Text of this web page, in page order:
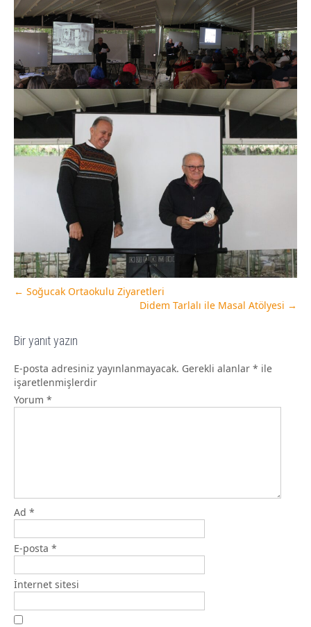
← Soğucak Ortaokulu Ziyaretleri
Didem Tarlalı ile Masal Atölyesi →
Bir yanıt yazın
E-posta adresiniz yayınlanmayacak. Gerekli alanlar * ile
işaretlenmişlerdir
Yorum *
Ad *
E-posta *
İnternet sitesi